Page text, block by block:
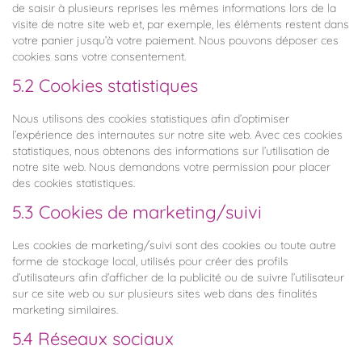
de saisir à plusieurs reprises les mêmes informations lors de la
visite de notre site web et, par exemple, les éléments restent dans
votre panier jusqu’à votre paiement. Nous pouvons déposer ces
cookies sans votre consentement.
5.2 Cookies statistiques
Nous utilisons des cookies statistiques afin d’optimiser
l’expérience des internautes sur notre site web. Avec ces cookies
statistiques, nous obtenons des informations sur l’utilisation de
notre site web. Nous demandons votre permission pour placer
des cookies statistiques.
5.3 Cookies de marketing/suivi
Les cookies de marketing/suivi sont des cookies ou toute autre
forme de stockage local, utilisés pour créer des profils
d’utilisateurs afin d’afficher de la publicité ou de suivre l’utilisateur
sur ce site web ou sur plusieurs sites web dans des finalités
marketing similaires.
5.4 Réseaux sociaux